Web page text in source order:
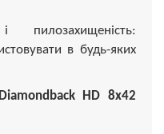
пилозахищеність:
в будь-яких
HD 8x42